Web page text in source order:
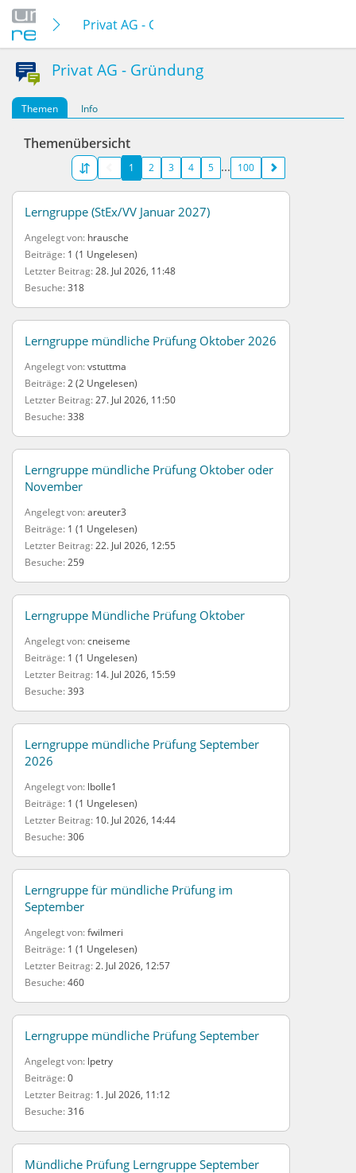
Privat AG - Gründung
Privat AG - Gründung
Themen Info
Themenübersicht
1 2 3 4 5 100
Lerngruppe (StEx/VV Januar 2027)
Angelegt von hrausche
Beiträge 1 (1 Ungelesen)
Letzter Beitrag 28. Jul 2026, 11:48
Besuche 318
Lerngruppe mündliche Prüfung Oktober 2026
Angelegt von vstuttma
Beiträge 2 (2 Ungelesen)
Letzter Beitrag 27. Jul 2026, 11:50
Besuche 338
Lerngruppe mündliche Prüfung Oktober oder
November
Angelegt von areuter3
Beiträge 1 (1 Ungelesen)
Letzter Beitrag 22. Jul 2026, 12:55
Besuche 259
Lerngruppe Mündliche Prüfung Oktober
Angelegt von cneiseme
Beiträge 1 (1 Ungelesen)
Letzter Beitrag 14. Jul 2026, 15:59
Besuche 393
Lerngruppe mündliche Prüfung September
2026
Angelegt von lbolle1
Beiträge 1 (1 Ungelesen)
Letzter Beitrag 10. Jul 2026, 14:44
Besuche 306
Lerngruppe für mündliche Prüfung im
September
Angelegt von fwilmeri
Beiträge 1 (1 Ungelesen)
Letzter Beitrag 2. Jul 2026, 12:57
Besuche 460
Lerngruppe mündliche Prüfung September
Angelegt von lpetry
Beiträge 0
Letzter Beitrag 1. Jul 2026, 11:12
Besuche 316
Mündliche Prüfung Lerngruppe September